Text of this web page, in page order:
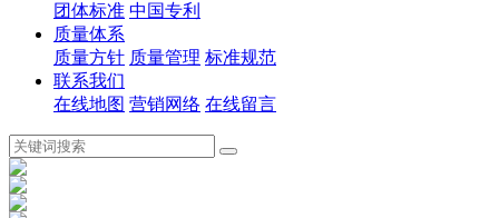
团体标准 中国专利
质量体系
质量方针 质量管理 标准规范
联系我们
在线地图 营销网络 在线留言